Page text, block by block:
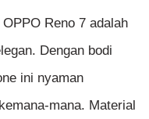
Reno 7 adalah
Dengan bodi
ini nyaman
mana. Material